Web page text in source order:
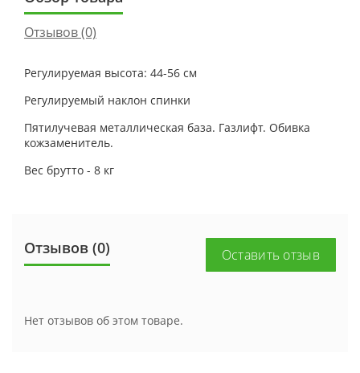
Отзывов (0)
Регулируемая высота: 44-56 см
Регулируемый наклон спинки
Пятилучевая металлическая база. Газлифт. Обивка
кожзаменитель.
Вес брутто - 8 кг
Отзывов (0) Оставить отзыв
Нет отзывов об этом товаре.